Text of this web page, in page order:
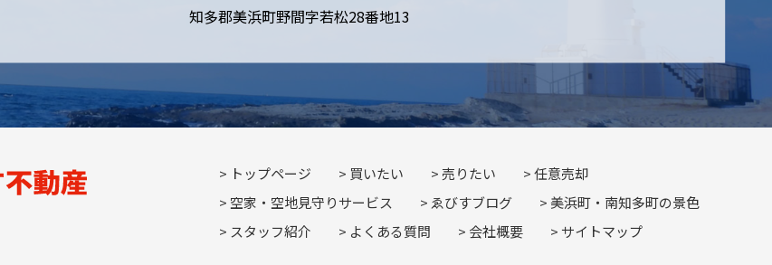
知多郡美浜町野間字若松28番地13
トップページ 買いたい 売りたい
任意売却
空家・空地見守りサービス
ゑびすブログ
美浜町・南知多町の景色
スタッフ紹介
よくある質問 会社概要 サイトマップ